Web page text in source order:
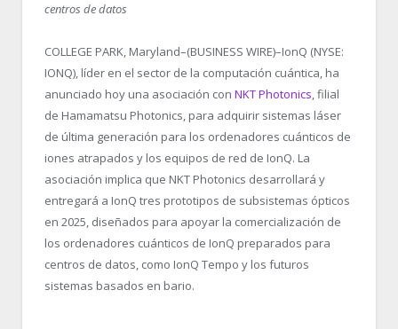
centros de datos
COLLEGE PARK, Maryland–(BUSINESS WIRE)–IonQ (NYSE:
IONQ), líder en el sector de la computación cuántica, ha
anunciado hoy una asociación con NKT Photonics, filial
de Hamamatsu Photonics, para adquirir sistemas láser
de última generación para los ordenadores cuánticos de
iones atrapados y los equipos de red de IonQ. La
asociación implica que NKT Photonics desarrollará y
entregará a IonQ tres prototipos de subsistemas ópticos
en 2025, diseñados para apoyar la comercialización de
los ordenadores cuánticos de IonQ preparados para
centros de datos, como IonQ Tempo y los futuros
sistemas basados en bario.